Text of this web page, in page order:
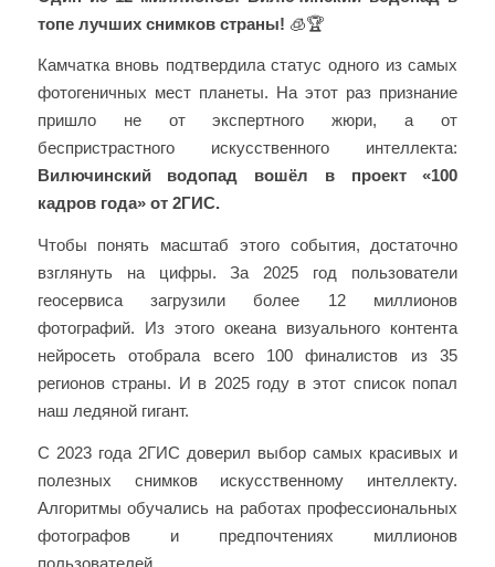
топе лучших снимков страны! 🧊🏆
Камчатка вновь подтвердила статус одного из самых
фотогеничных мест планеты. На этот раз признание
пришло не от экспертного жюри, а от
беспристрастного искусственного интеллекта:
Вилючинский водопад вошёл в проект «100
кадров года» от 2ГИС.
Чтобы понять масштаб этого события, достаточно
взглянуть на цифры. За 2025 год пользователи
геосервиса загрузили более 12 миллионов
фотографий. Из этого океана визуального контента
нейросеть отобрала всего 100 финалистов из 35
регионов страны. И в 2025 году в этот список попал
наш ледяной гигант.
С 2023 года 2ГИС доверил выбор самых красивых и
полезных снимков искусственному интеллекту.
Алгоритмы обучались на работах профессиональных
фотографов и предпочтениях миллионов
пользователей.